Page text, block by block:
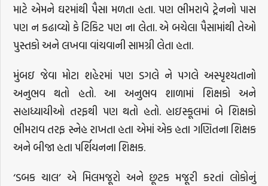
માટે એમને ઘરમાંથી પૈસા મળતા હતા. પણ ભીમરાવે ટ્રેનનો પાસ
પણ ન કઢાવ્યો કે ટિકિટ પણ ના લેતા. એ બચેલા પૈસામાંથી તેઓ
પુસ્તકો અને લખવા વાંચવાની સામગ્રી લેતા હતા.
મુંબઇ જેવા મોટા શહેરમાં પણ ડગલે ને પગલે અસ્પૃશ્યતાનો
અનુભવ થતો હતો. આ અનુભવ શાળામાં શિક્ષકો અને
સહાધ્યાયીઓ તરફથી પણ થતો હતો. હાઇસ્કૂલમાં બે શિક્ષકો
ભીમરાવ તરફ સ્નેહ રાખતા હતા એમાં એક હતા ગણિતના શિક્ષક
અને બીજા હતા પર્શિયનના શિક્ષક.
‘ડબક ચાલ’ એ મિલમજૂરો અને છૂટક મજૂરી કરતાં લોકોનું